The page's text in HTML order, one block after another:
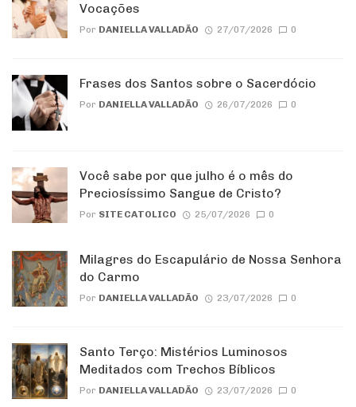
Vocações
Por DANIELLA VALLADÃO 27/07/2026 0
Frases dos Santos sobre o Sacerdócio
Por DANIELLA VALLADÃO 26/07/2026 0
Você sabe por que julho é o mês do
Preciosíssimo Sangue de Cristo?
Por SITE CATOLICO 25/07/2026 0
Milagres do Escapulário de Nossa Senhora
do Carmo
Por DANIELLA VALLADÃO 23/07/2026 0
Santo Terço: Mistérios Luminosos
Meditados com Trechos Bíblicos
Por DANIELLA VALLADÃO 23/07/2026 0